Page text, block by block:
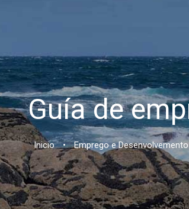
Guía de
Inicio • Emprego e